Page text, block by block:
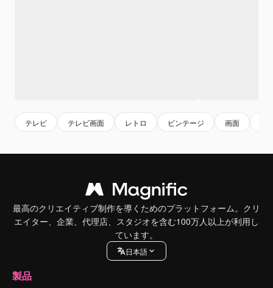
テレビ テレビ画面 レトロ ビンテージ 画面
最高のクリエイティブ制作を導くためのプラットフォーム。クリ
エイター、企業、代理店、スタジオを含む100万人以上が利用し
ています。
日本語
製品